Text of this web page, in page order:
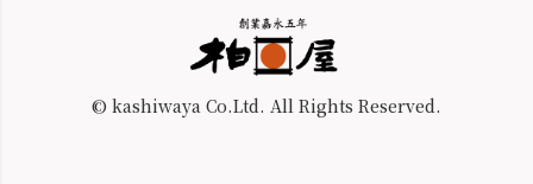
© kashiwaya Co.Ltd. All Rights Reserved.